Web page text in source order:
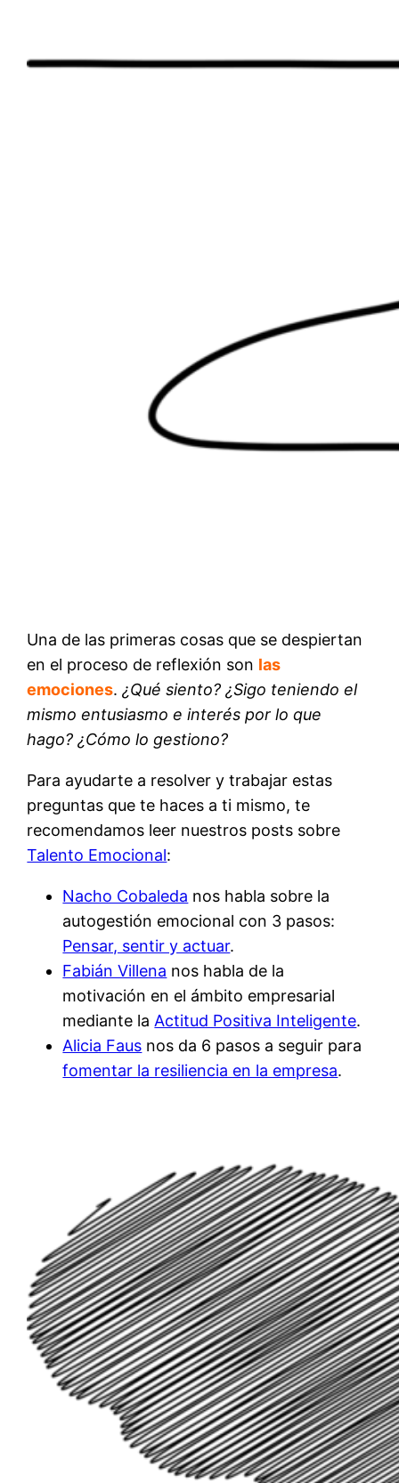
Una de las primeras cosas que se despiertan
en el proceso de reflexión son las
emociones.¿Qué siento? ¿Sigo teniendo el
mismo entusiasmo e interés por lo que
hago? ¿Cómo lo gestiono?
Para ayudarte a resolver y trabajar estas
preguntas que te haces a ti mismo, te
recomendamos leer nuestros posts sobre
Talento Emocional:
Nacho Cobaleda nos habla sobre la
autogestión emocional con 3 pasos:
Pensar, sentir y actuar.
Fabián Villena nos habla de la
motivación en el ámbito empresarial
mediante la Actitud Positiva Inteligente.
Alicia Faus nos da 6 pasos a seguir para
fomentar la resiliencia en la empresa.